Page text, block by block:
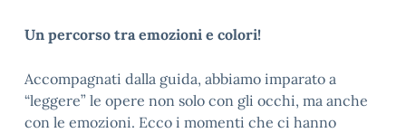
Un percorso tra emozioni e colori!
Accompagnati dalla guida, abbiamo imparato a
“leggere” le opere non solo con gli occhi, ma anche
con le emozioni. Ecco i momenti che ci hanno